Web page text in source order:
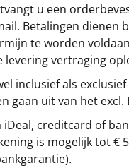
u een
Betalingen dienen
te worden
levering vertraging
inclusief als exclusief
gaan uit van het excl.
iDeal, creditcard of
is mogelijk tot €